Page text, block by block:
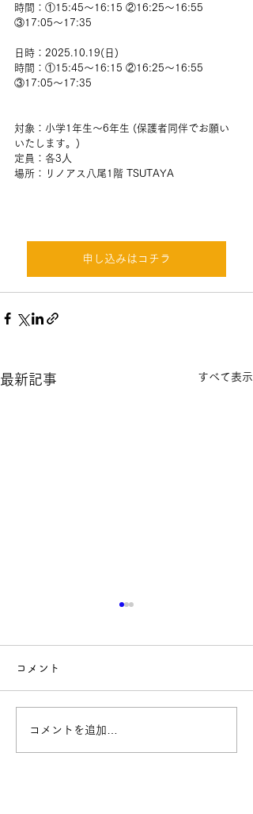
時間：①15:45～16:15 ②16:25～16:55
③17:05～17:35
日時：2025.10.19(日)
時間：①15:45～16:15 ②16:25～16:55
③17:05～17:35
対象：小学1年生～6年生 (保護者同伴でお願い
いたします。)
定員：各3人
場所：リノアス八尾1階 TSUTAYA
申し込みはコチラ
最新記事 すべて表示
Yononaka新シリーズ始ま
コメント
コメントを追加…